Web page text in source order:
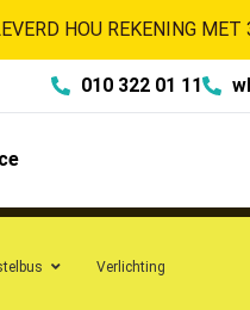
HOU REKENING
010 322 01 11
Verlichting